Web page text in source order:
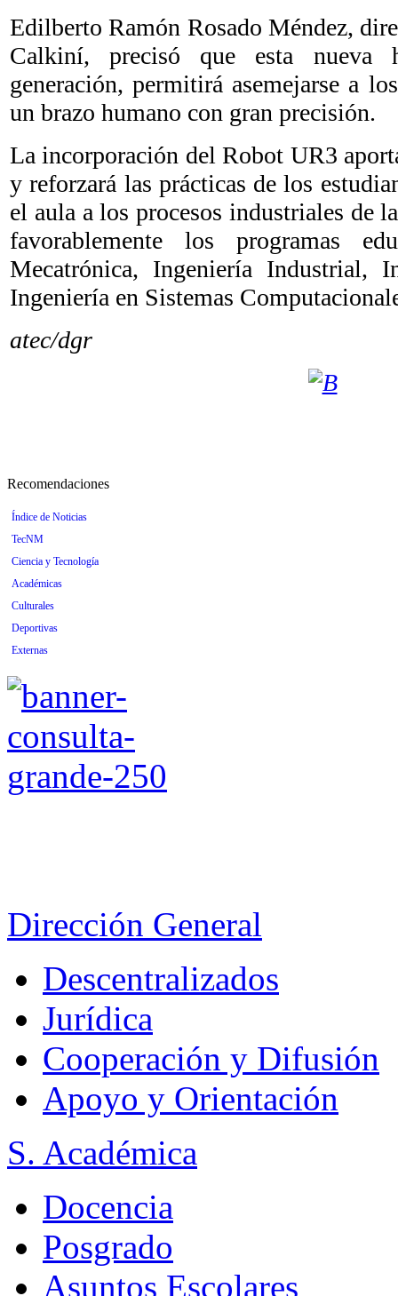
Edilberto Ramón Rosado Méndez,
Calkiní, precisó que esta nueva
generación, permitirá asemejarse a
un brazo humano con gran precisión.
La incorporación del Robot UR3
y reforzará las prácticas de los
el aula a los procesos industriales de
favorablemente los programas
Mecatrónica, Ingeniería Industrial,
Ingeniería en Sistemas
atec/dgr
Recomendaciones
Índice de Noticias
TecNM
Ciencia y Tecnología
Académicas
Culturales
Deportivas
Externas
Dirección General
Descentralizados
Jurídica
Cooperación y Difusión
Apoyo y Orientación
S. Académica
Docencia
Posgrado
Asuntos Escolares